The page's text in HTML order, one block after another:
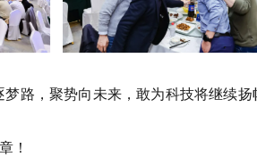
路，聚势向未来，敢为科技将继续
！